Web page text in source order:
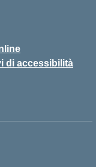
di accessibilità